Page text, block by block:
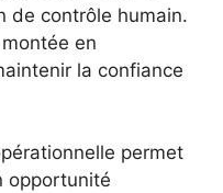
de contrôle humain.
en
la confiance
permet
opportunité